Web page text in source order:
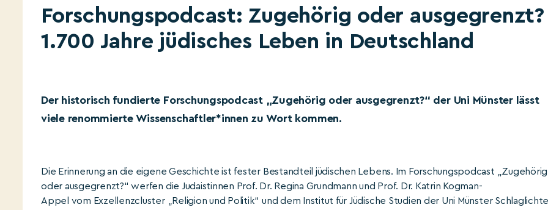
Forschungspodcast: Zugehörig oder ausgegrenzt?
1.700 Jahre jüdisches Leben in Deutschland
Der historisch fundierte Forschungspodcast „Zugehörig oder ausgegrenzt?“ der Uni Münster lässt
viele renommierte Wissenschaftler*innen zu Wort kommen.
Die Erinnerung an die eigene Geschichte ist fester Bestandteil jüdischen Lebens. Im Forschungspodcast „Zugehörig
oder ausgegrenzt?“ werfen die Judaistinnen Prof. Dr. Regina Grundmann und Prof. Dr. Katrin Kogman-
Appel vom Exzellenzcluster „Religion und Politik“ und dem Institut für Jüdische Studien der Uni Münster